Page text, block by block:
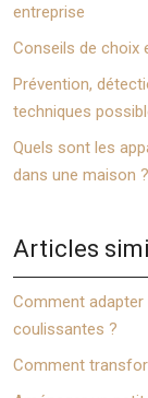
entreprise
Conseils de choix
Prévention,
techniques
Quels sont les
dans une maison ?
Articles
Comment
coulissantes ?
Comment